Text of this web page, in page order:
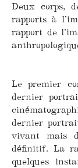
Deux corps,
rapports à
rapport de
Le premier
dernier
dernier
vivant mais
définitif. La
quelques